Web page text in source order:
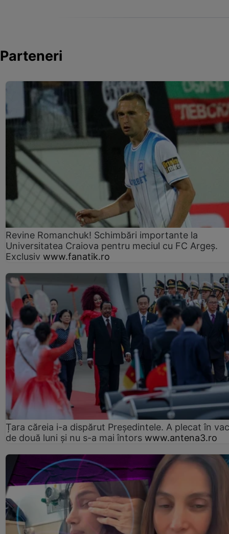
Parteneri
Revine Romanchuk! Schimbări importante la
Universitatea Craiova pentru meciul cu FC Argeş.
Exclusiv www.fanatik.ro
Țara căreia i-a dispărut Președintele. A plecat în
de două luni și nu s-a mai întors www.antena3.ro